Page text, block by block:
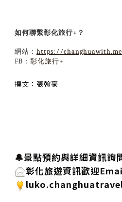
如何聯繫彰化旅行+？
網站： https://
FB： 彰化旅行+
撰文：張翰豪
🔔景點預約與詳細資訊詢
彰化旅遊資訊歡迎